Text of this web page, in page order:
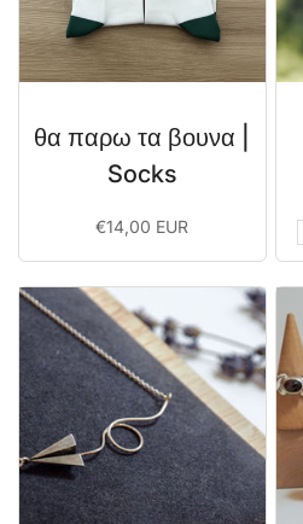
θα παρω τα βουνα |
Socks
Sale
price
€14,00 EUR